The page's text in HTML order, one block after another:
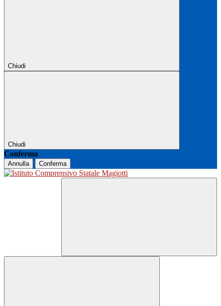
Chiudi
Chiudi
Conferma
Annulla Conferma